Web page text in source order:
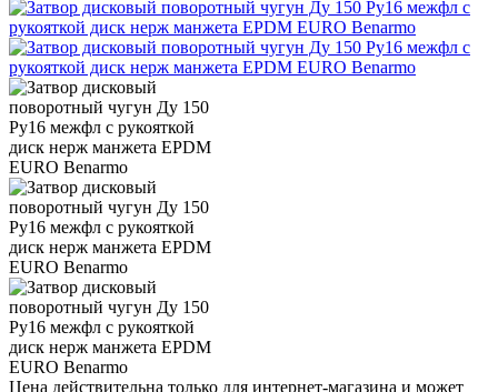
Цена действительна только для интернет-магазина и может